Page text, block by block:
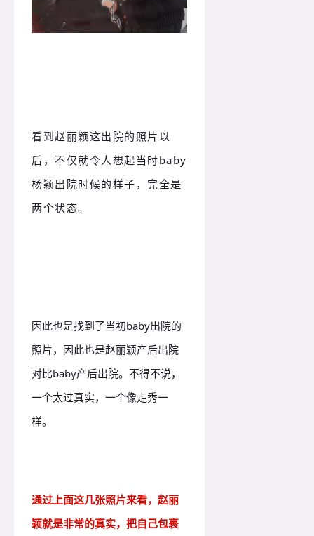
看到赵丽颖这出院的照片以
后，不仅就令人想起当时baby
杨颖出院时候的样子，完全是
两个状态。
因此也是找到了当初baby出院的
照片，因此也是赵丽颖产后出院
对比baby产后出院。不得不说，
一个太过真实，一个像走秀一
样。
通过上面这几张照片来看，赵丽
颖就是非常的真实，把自己包裹